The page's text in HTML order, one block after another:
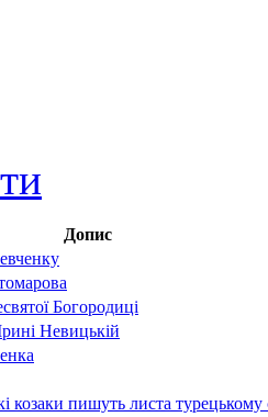
Допис
Богородиці
Невицькій
козаки пишуть листа турецькому